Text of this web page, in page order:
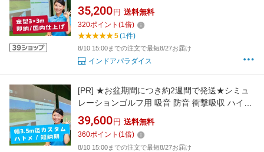
ーン シミュレーションゴルフ用 吸音 防音 衝撃
吸収 ハイグレード特殊素材 プロジェクター イ
ンドアゴルフ 自宅 室内用 ハトメ仕上げ 高品質
シュミレーションゴルフ
35,200 円 送料無料
320ポイント (1倍)
5(1件)
8/10 15:00までの注文で最短8/27お届け
インドアパラダイス
[PR] ★お盆期間につき約2週間で発送★シミュ
レーションゴルフ用 吸音 防音 衝撃吸収 ハイグ
レード特殊素材 プロジェクター インドアゴル
フ 自宅 室内用 ハトメ仕上げ 高品質 シュミレー
ションゴルフ
39,600 円 送料無料
360ポイント (1倍)
8/10 15:00までの注文で最短8/27お届け